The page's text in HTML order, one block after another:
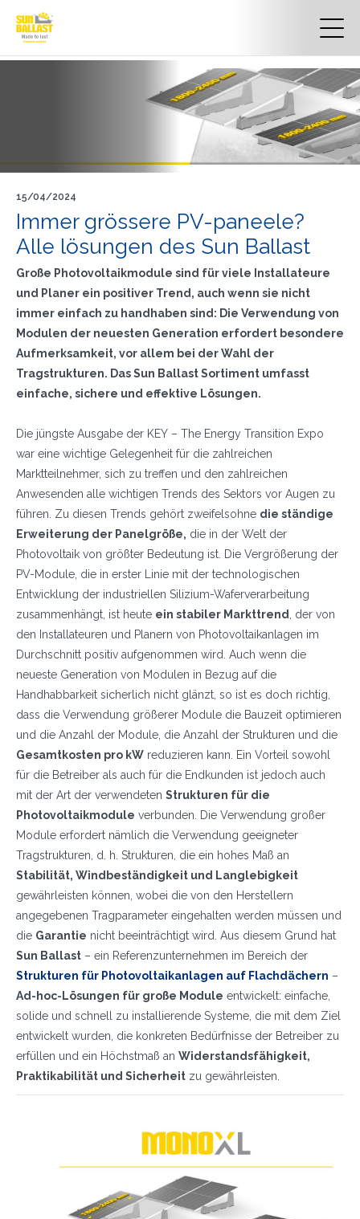
15/04/2024
Immer grössere PV-paneele?
Alle lösungen des Sun Ballast
Große Photovoltaikmodule sind für viele Installateure
und Planer ein positiver Trend, auch wenn sie nicht
immer einfach zu handhaben sind: Die Verwendung von
Modulen der neuesten Generation erfordert besondere
Aufmerksamkeit, vor allem bei der Wahl der
Tragstrukturen. Das Sun Ballast Sortiment umfasst
einfache, sichere und effektive Lösungen.
Die jüngste Ausgabe der KEY – The Energy Transition Expo
war eine wichtige Gelegenheit für die zahlreichen
Marktteilnehmer, sich zu treffen und den zahlreichen
Anwesenden alle wichtigen Trends des Sektors vor Augen zu
führen. Zu diesen Trends gehört zweifelsohne die ständige
Erweiterung der Panelgröße, die in der Welt der
Photovoltaik von größter Bedeutung ist. Die Vergrößerung der
PV-Module, die in erster Linie mit der technologischen
Entwicklung der industriellen Silizium-Waferverarbeitung
zusammenhängt, ist heute ein stabiler Markttrend
, der von
den Installateuren und Planern von Photovoltaikanlagen im
Durchschnitt positiv aufgenommen wird. Auch wenn die
neueste Generation von Modulen in Bezug auf die
Handhabbarkeit sicherlich nicht glänzt, so ist es doch richtig,
dass die Verwendung größerer Module die Bauzeit optimieren
und die Anzahl der Module, die Anzahl der Strukturen und die
Gesamtkosten pro kW reduzieren kann. Ein Vorteil sowohl
für die Betreiber als auch für die Endkunden ist jedoch auch
mit der Art der verwendeten Strukturen für die
Photovoltaikmodule verbunden. Die Verwendung großer
Module erfordert nämlich die Verwendung geeigneter
Tragstrukturen, d. h. Strukturen, die ein hohes Maß an
Stabilität, Windbeständigkeit und Langlebigkeit
gewährleisten können, wobei die von den Herstellern
angegebenen Tragparameter eingehalten werden müssen und
die Garantie nicht beeinträchtigt wird. Aus diesem Grund hat
Sun Ballast – ein Referenzunternehmen im Bereich der
Strukturen für Photovoltaikanlagen auf Flachdächern –
Ad-hoc-Lösungen für große Module entwickelt: einfache,
solide und schnell zu installierende Systeme, die mit dem Ziel
entwickelt wurden, die konkreten Bedürfnisse der Betreiber zu
erfüllen und ein Höchstmaß an Widerstandsfähigkeit,
Praktikabilität und Sicherheit zu gewährleisten.